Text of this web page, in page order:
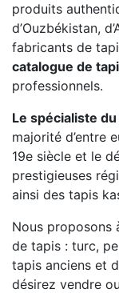
produits
d’Ouzbékistan,
fabricants de
catalogue de
professionnels.
Le spécialiste
majorité d’entre
19e siècle et le
prestigieuses
ainsi des tapis
Nous proposons
de tapis : turc,
tapis anciens et
désirez vendre